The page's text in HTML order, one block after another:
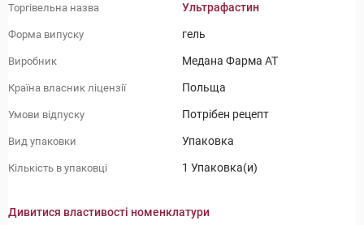
Торгівельна назва Ультрафастин
Форма випуску гель
Виробник Медана Фарма АТ
Країна власник ліцензії Польща
Умови відпуску Потрібен рецепт
Вид упаковки Упаковка
Кількість в упаковці 1 Упаковка(и)
Дивитися властивості номенклатури